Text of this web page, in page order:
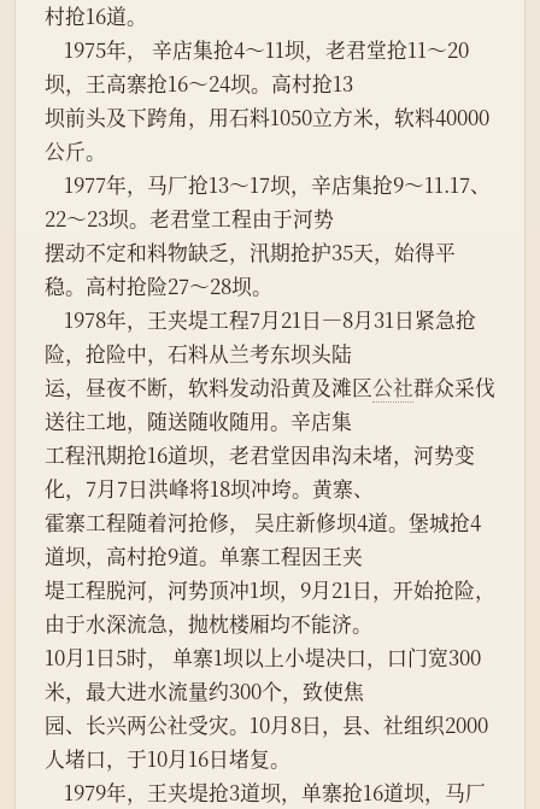
村抢16道。
坝，王高寨抢16～24坝。高村抢13
坝前头及下跨角，用石料1050立方米，软料40000
公斤。
22～23坝。老君堂工程由于河势
摆动不定和料物缺乏，汛期抢护35天，始得平
稳。高村抢险27～28坝。
险，抢险中，石料从兰考东坝头陆
运，昼夜不断，软料发动沿黄及滩区公社群众采伐
送往工地，随送随收随用。辛店集
工程汛期抢16道坝，老君堂因串沟未堵，河势变
化，7月7日洪峰将18坝冲垮。黄寨、
霍寨工程随着河抢修， 吴庄新修坝4道。堡城抢4
道坝，高村抢9道。单寨工程因王夹
堤工程脱河，河势顶冲1坝，9月21日，开始抢险，
由于水深流急，抛枕楼厢均不能济。
10月1日5时， 单寨1坝以上小堤决口，口门宽300
米，最大进水流量约300个，致使焦
园、长兴两公社受灾。10月8日，县、社组织2000
人堵口，于10月16日堵复。